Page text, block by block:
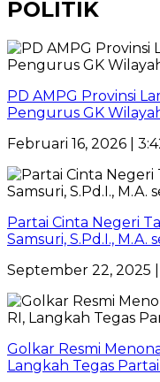
POLITIK
PD AMPG Provinsi
Pengurus GK
Februari 16, 2026 |
Partai Cinta Negeri
Samsuri, S.Pd.I.,
September 22, 2025
Golkar Resmi
Langkah Tegas